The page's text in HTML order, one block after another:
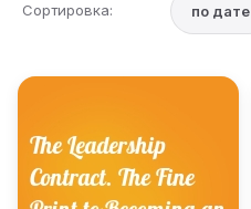
Сортировка: по дате